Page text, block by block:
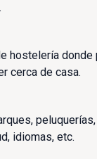
hostelería donde
cerca de casa.
idiomas, etc.